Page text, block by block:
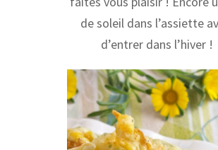
de soleil dans l’assiette
d’entrer dans l’hiver !